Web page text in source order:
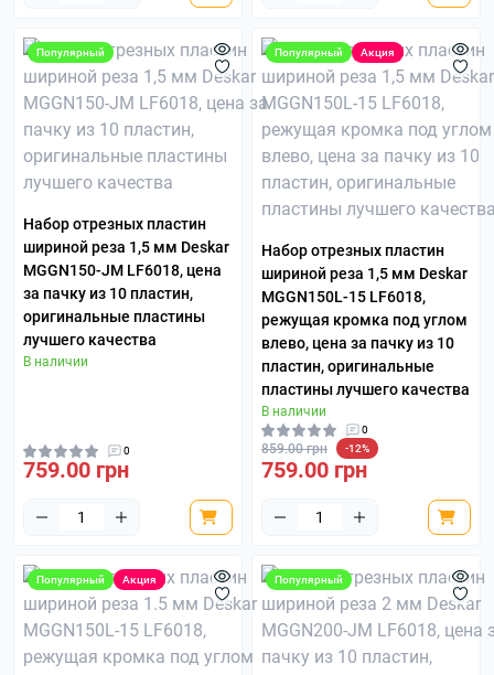
Популярный
Набор отрезных пластин
шириной реза 1,5 мм Deskar
MGGN150-JM LF6018, цена
за пачку из 10 пластин,
оригинальные пластины
лучшего качества
В наличии
0
759.00 грн
Популярный Акция
Набор отрезных пластин
шириной реза 1,5 мм Deskar
MGGN150L-15 LF6018,
режущая кромка под углом
влево, цена за пачку из 10
пластин, оригинальные
пластины лучшего качества
В наличии
0
859.00 грн -12%
759.00 грн
Популярный Акция Популярный